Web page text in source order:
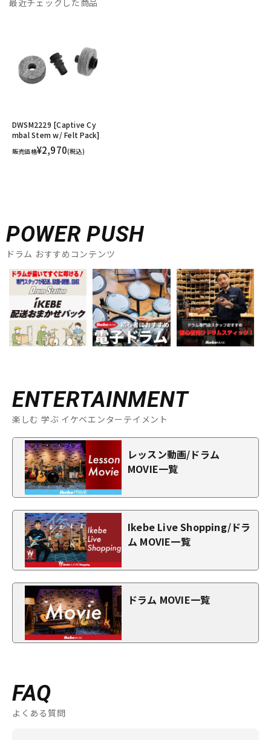
最近チェックした商品
DWSM2229 [Captive Cy
mbal Stem w/ Felt Pack]
販売価格¥2,970(税込)
POWER PUSH
ドラム おすすめコンテンツ
ENTERTAINMENT
楽しむ 学ぶ イケベエンターテイメント
レッスン動画/ドラム
MOVIE一覧
Ikebe Live Shopping/ドラ
ム MOVIE一覧
ドラム MOVIE一覧
FAQ
よくある質問